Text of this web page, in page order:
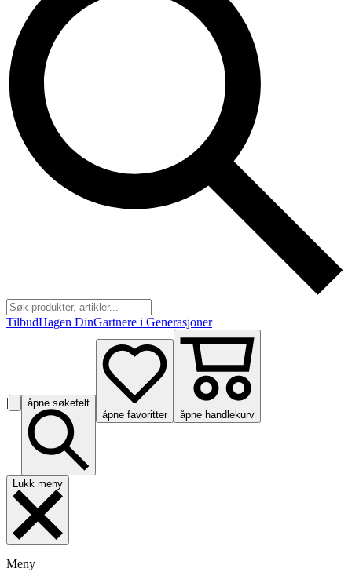
TilbudHagen DinGartnere i Generasjoner
|
åpne søkefelt
åpne favoritter
åpne handlekurv
Lukk meny
Meny